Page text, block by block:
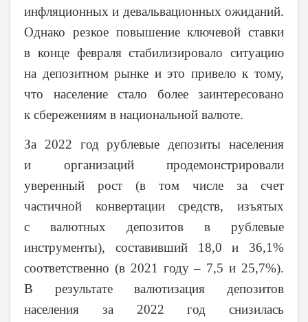
инфляционных и девальвационных ожиданий.
Однако резкое повышение ключевой ставки
в конце февраля стабилизировало ситуацию
на депозитном рынке и это привело к тому,
что население стало более заинтересовано
к сбережениям в национальной валюте.
За 2022 год рублевые депозиты населения
и организаций продемонстрировали
уверенный рост (в том числе за счет
частичной конвертации средств, изъятых
с валютных депозитов в рублевые
инструменты), составивший 18,0 и 36,1%
соответственно (в 2021 году – 7,5 и 25,7%).
В результате валютизация депозитов
населения за 2022 год снизилась